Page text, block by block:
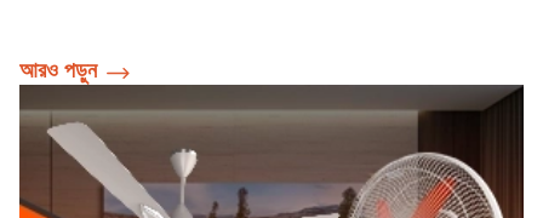
আরও পড়ুন